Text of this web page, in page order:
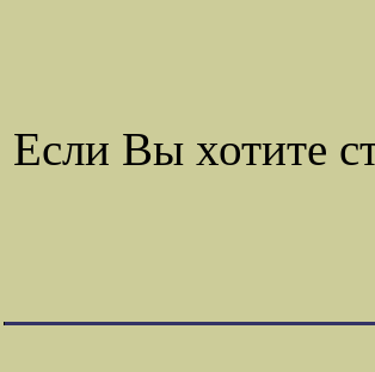
Если Вы хотите